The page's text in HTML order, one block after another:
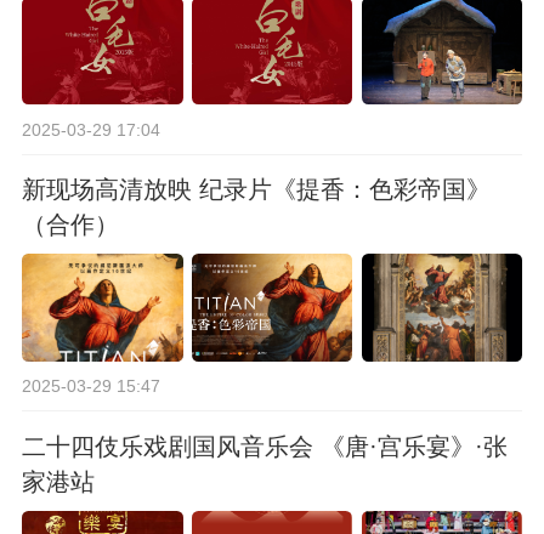
2025-03-29 17:04
新现场高清放映 纪录片《提香：色彩帝国》
（合作）
2025-03-29 15:47
二十四伎乐戏剧国风音乐会 《唐·宫乐宴》·张
家港站